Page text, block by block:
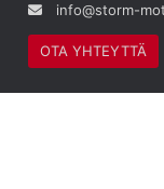
info@storm-
OTA YHTEYTTÄ